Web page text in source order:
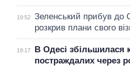
19:52
Зеленський прибув до
розкрив плани свого
19:17
В Одесі збільшилася
постраждалих через